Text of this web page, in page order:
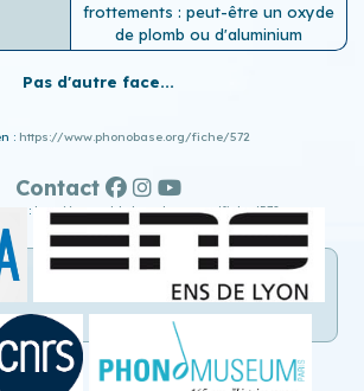
frottements : peut-être un oxyde
de plomb ou d'aluminium
Pas d'autre face...
: https://www.phonobase.org/fiche/572
: http://www.old.phonobase.org/fiche/572
Contact